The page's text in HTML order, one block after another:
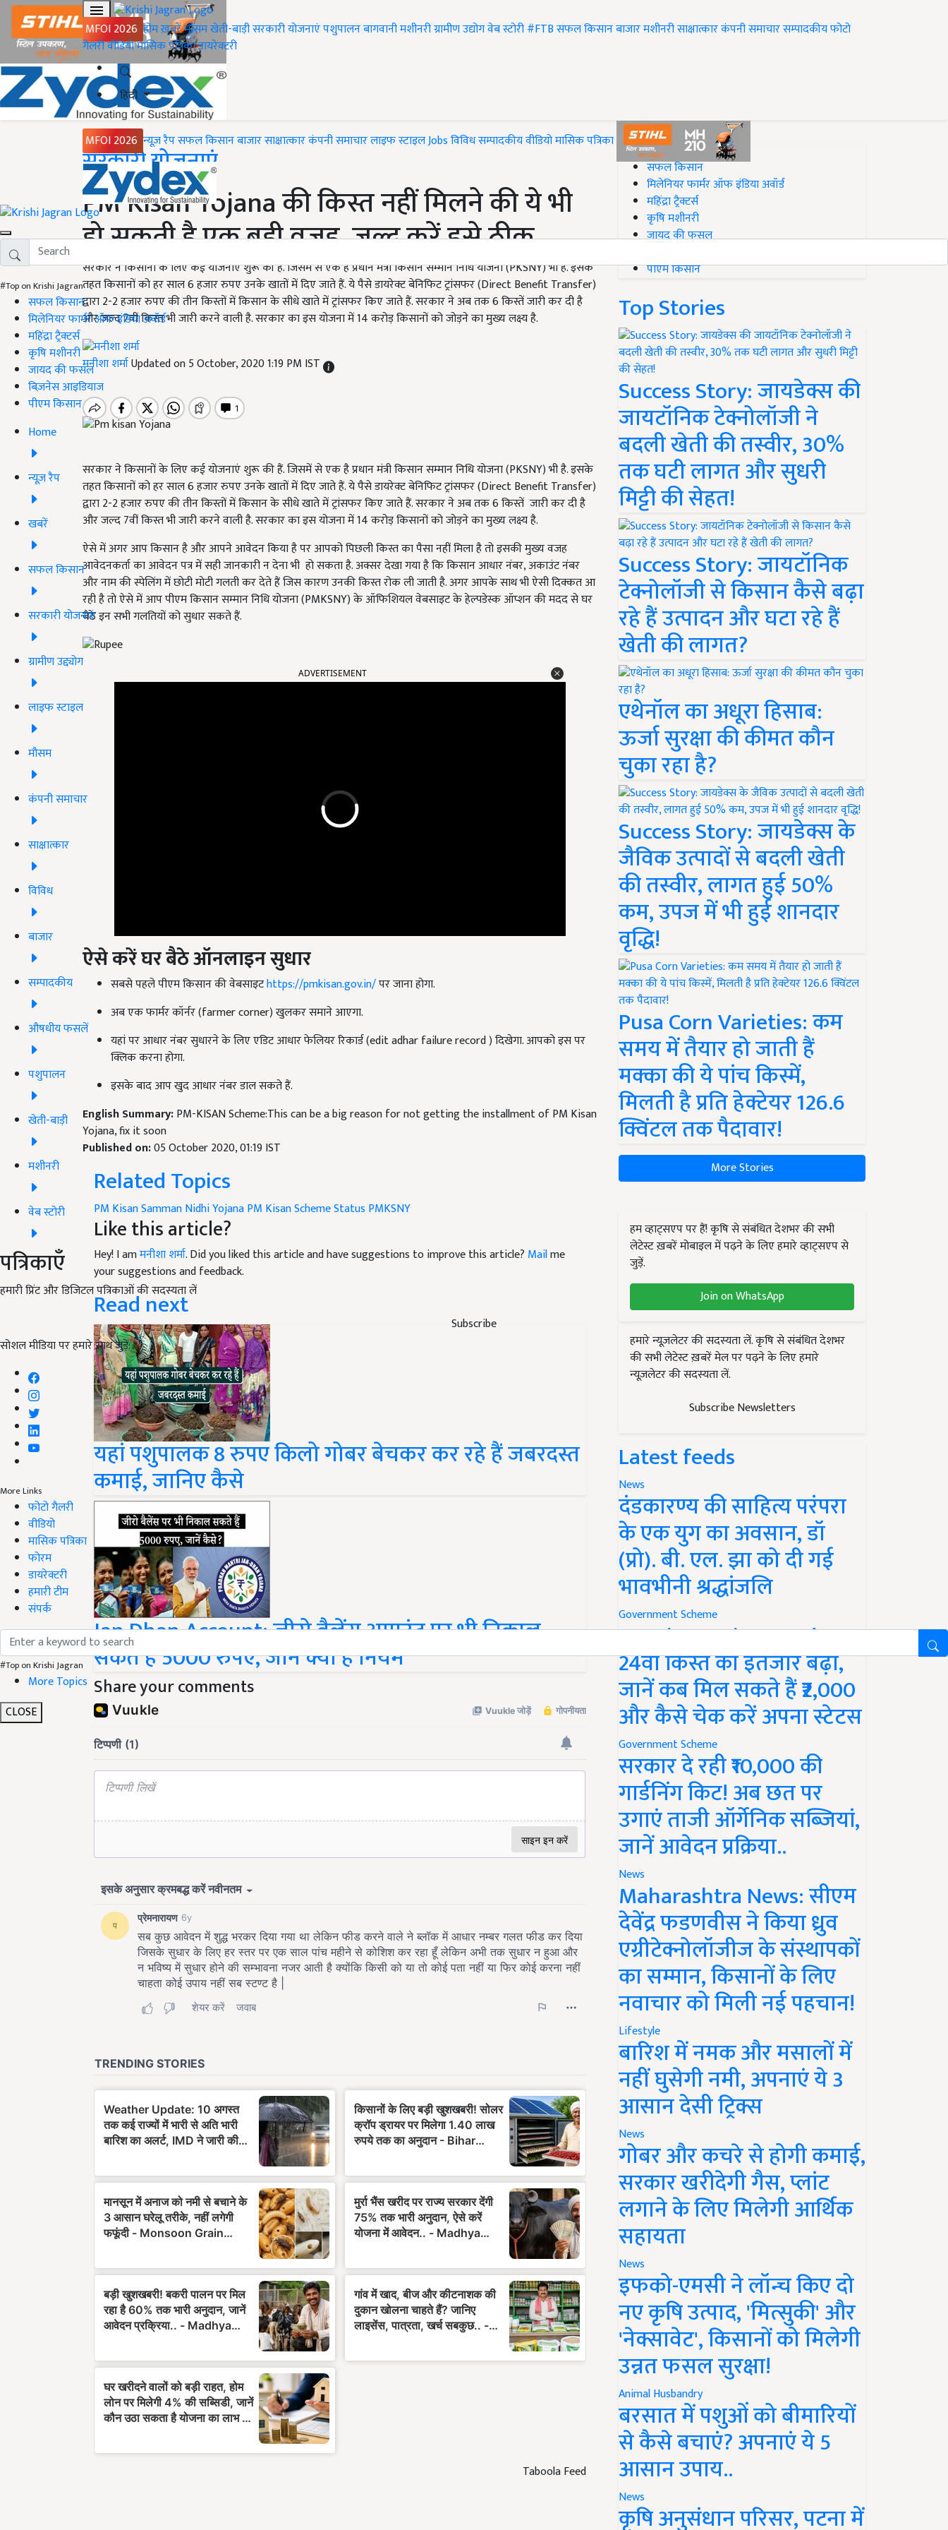
MFOI 2026 होमख़बरेंमौसमखेती-बाड़ीसरकारी योजनाएंपशुपालनबागवानीमशीनरीग्रामीण उद्योगवेब स्टोरी#FTBसफल किसानबाजारमशीनरीसाक्षात्कारकंपनी समाचारसम्पादकीयफोटो
गैलरीवीडियोमासिक पत्रिकाडायरेक्टरी
हिंदी
MFOI 2026 न्यूज़ रैपसफल किसानबाजारसाक्षात्कारकंपनी समाचारलाइफ स्टाइलJobsविविधसम्पादकीयवीडियोमासिक पत्रिका
#Top on Krishi Jagran
सफल किसान
मिलेनियर फार्मर ऑफ इंडिया अवॉर्ड
महिंद्रा ट्रैक्टर्स
कृषि मशीनरी
जायद की फसल
बिज़नेस आइडियाज
पीएम किसान
Home
न्यूज़ रैप
खबरें
सफल किसान
सरकारी योजनाएं
ग्रामीण उद्द्योग
लाइफ स्टाइल
मौसम
कंपनी समाचार
साक्षात्कार
विविध
बाजार
सम्पादकीय
औषधीय फसलें
पशुपालन
खेती-बाड़ी
मशीनरी
वेब स्टोरी
पत्रिकाएँ
हमारी प्रिंट और डिजिटल पत्रिकाओं की सदस्यता लें
Subscribe
सोशल मीडिया पर हमारे साथ जुड़ें:
More Links
फोटो गैलरी
वीडियो
मासिक पत्रिका
फोरम
डायरेक्टरी
हमारी टीम
संपर्क
#Top on Krishi Jagran
More Topics
CLOSE
Home
सरकारी योजनाएं
PM Kisan Yojana की किस्त नहीं मिलने की ये भी
हो सकती है एक बड़ी वजह, जल्द करें इसे ठीक
सरकार ने किसानों के लिए कई योजनाएं शुरू की हैं. जिसमें से एक है प्रधान मंत्री किसान सम्मान निधि योजना (PKSNY) भी है. इसके
तहत किसानों को हर साल 6 हजार रुपए उनके खातों में दिए जाते हैं. ये पैसे डायरेक्ट बेनिफिट ट्रांसफर (Direct Benefit Transfer)
द्वारा 2-2 हजार रुपए की तीन किस्तों में किसान के सीधे खाते में ट्रांसफर किए जाते हैं. सरकार ने अब तक 6 किस्तें जारी कर दी है
और जल्द 7वीं किस्त भी जारी करने वाली है. सरकार का इस योजना में 14 करोड़ किसानों को जोड़ने का मुख्य लक्ष्य है.
मनीशा शर्माUpdated on 5 October, 2020 1:19 PM IST
सरकार ने किसानों के लिए कई योजनाएं शुरू की हैं. जिसमें से एक है प्रधान मंत्री किसान सम्मान निधि योजना (PKSNY) भी है. इसके
तहत किसानों को हर साल 6 हजार रुपए उनके खातों में दिए जाते हैं. ये पैसे डायरेक्ट बेनिफिट ट्रांसफर (Direct Benefit Transfer)
द्वारा 2-2 हजार रुपए की तीन किस्तों में किसान के सीधे खाते में ट्रांसफर किए जाते हैं. सरकार ने अब तक 6 किस्तें जारी कर दी है
और जल्द 7वीं किस्त भी जारी करने वाली है. सरकार का इस योजना में 14 करोड़ किसानों को जोड़ने का मुख्य लक्ष्य है.
ऐसे में अगर आप किसान है और आपने आवेदन किया है पर आपको पिछली किस्त का पैसा नहीं मिला है तो इसकी मुख्य वजह
आवेदनकर्ता का आवेदन पत्र में सही जानकारी न देना भी हो सकता है. अक्सर देखा गया है कि किसान आधार नंबर, अकाउंट नंबर
और नाम की स्पेलिंग में छोटी मोटी गलती कर देते हैं जिस कारण उनकी किस्त रोक ली जाती है. अगर आपके साथ भी ऐसी दिक्कत आ
रही है तो ऐसे में आप पीएम किसान सम्मान निधि योजना (PMKSNY) के ऑफिशियल वेबसाइट के हेल्पडेस्क ऑप्शन की मदद से घर
बैठे इन सभी गलतियों को सुधार सकते हैं.
ADVERTISEMENT
ऐसेकरेंघरबैठेऑनलाइनसुधार
सबसे पहले पीएम किसान की वेबसाइटhttps://pmkisan.gov.in/पर जाना होगा.
अब एक फार्मर कॉर्नर (farmer corner) खुलकर समाने आएगा.
यहां पर आधार नंबर सुधारने के लिए एडिट आधार फेलियर रिकार्ड (edit adhar failure record ) दिखेगा. आपको इस पर
क्लिक करना होगा.
इसके बाद आप खुद आधार नंबर डाल सकते हैं.
English Summary:PM-KISAN Scheme:This can be a big reason for not getting the installment of PM Kisan
Yojana, fix it soon
Published on:05 October 2020, 01:19 IST
Related Topics
PM Kisan Samman Nidhi YojanaPM Kisan Scheme Status PMKSNY
Like this article?
Hey! I amमनीशा शर्मा. Did you liked this article and have suggestions to improve this article? Mailme
your suggestions and feedback.
Read next
यहां पशुपालक 8 रुपए किलो गोबर बेचकर कर रहे हैं जबरदस्त
कमाई, जानिए कैसे
Jan Dhan Account: जीरो बैलेंस अमाउंट पर भी निकाल
सकते हैं 5000 रुपए, जानें क्या है नियम
Share your comments
Taboola Feed
#Top on Krishi Jagran
सफल किसान
मिलेनियर फार्मर ऑफ इंडिया अवॉर्ड
महिंद्रा ट्रैक्टर्स
कृषि मशीनरी
जायद की फसल
पीएम किसान
Top Stories
Success Story: जायडेक्स की
जायटॉनिक टेक्नोलॉजी ने
बदली खेती की तस्वीर, 30%
तक घटी लागत और सुधरी
मिट्टी की सेहत!
Success Story: जायटॉनिक
टेक्नोलॉजी से किसान कैसे बढ़ा
रहे हैं उत्पादन और घटा रहे हैं
खेती की लागत?
एथेनॉल का अधूरा हिसाब:
ऊर्जा सुरक्षा की कीमत कौन
चुका रहा है?
Success Story: जायडेक्स के
जैविक उत्पादों से बदली खेती
की तस्वीर, लागत हुई 50%
कम, उपज में भी हुई शानदार
वृद्धि!
Pusa Corn Varieties: कम
समय में तैयार हो जाती हैं
मक्का की ये पांच किस्में,
मिलती है प्रति हेक्टेयर 126.6
क्विंटल तक पैदावार!
More Stories
हम व्हाट्सएप पर हैं! कृषि से संबंधित देशभर की सभी
लेटेस्ट ख़बरें मोबाइल में पढ़ने के लिए हमारे व्हाट्सएप से
जुड़ें.
Join on WhatsApp
हमारे न्यूज़लेटर की सदस्यता लें. कृषि से संबंधित देशभर
की सभी लेटेस्ट ख़बरें मेल पर पढ़ने के लिए हमारे
न्यूज़लेटर की सदस्यता लें.
Subscribe Newsletters
Latest feeds
News
दंडकारण्य की साहित्य परंपरा
के एक युग का अवसान, डॉ
(प्रो). बी. एल. झा को दी गई
भावभीनी श्रद्धांजलि
Government Scheme
PM Kisan Yojana Update:
24वीं किस्त का इंतजार बढ़ा,
जानें कब मिल सकते हैं ₹2,000
और कैसे चेक करें अपना स्टेटस
Government Scheme
सरकार दे रही ₹10,000 की
गार्डनिंग किट! अब छत पर
उगाएं ताजी ऑर्गेनिक सब्जियां,
जानें आवेदन प्रक्रिया..
News
Maharashtra News: सीएम
देवेंद्र फडणवीस ने किया ध्रुव
एग्रीटेक्नोलॉजीज के संस्थापकों
का सम्मान, किसानों के लिए
नवाचार को मिली नई पहचान!
Lifestyle
बारिश में नमक और मसालों में
नहीं घुसेगी नमी, अपनाएं ये 3
आसान देसी ट्रिक्स
News
गोबर और कचरे से होगी कमाई,
सरकार खरीदेगी गैस, प्लांट
लगाने के लिए मिलेगी आर्थिक
सहायता
News
इफको-एमसी ने लॉन्च किए दो
नए कृषि उत्पाद, 'मित्सुकी' और
'नेक्सावेट', किसानों को मिलेगी
उन्नत फसल सुरक्षा!
Animal Husbandry
बरसात में पशुओं को बीमारियों
से कैसे बचाएं? अपनाएं ये 5
आसान उपाय..
News
कृषि अनुसंधान परिसर, पटना में